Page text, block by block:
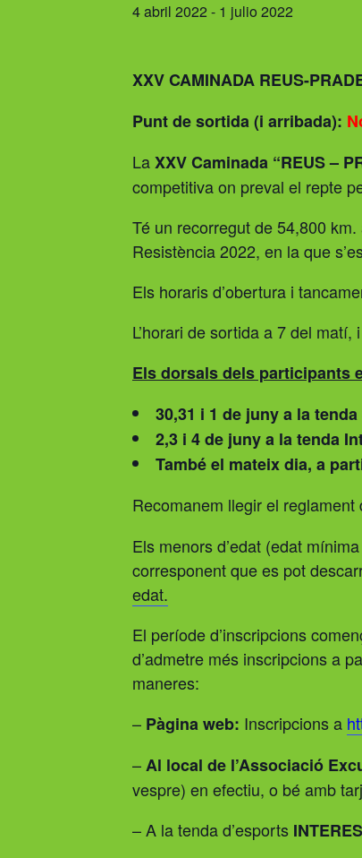
4 abril 2022 - 1 julio 2022
XXVCAMINADA REUS-
Punt de sortida (i arribada):
LaXXV Caminada “REUS –
competitiva on preval el repte
Té un recorregut de 54,800
Resistència 2022, en la que
Els horaris d’obertura i
L’horari de sortida a 7 del matí,
Els dorsals dels participants
30,31 i 1 de juny a la
2,3 i 4 de juny a la tenda
També el mateix dia, a
Recomanem llegir el reglament
Els menors d’edat (edat
corresponent que es pot
edat.
El període d’inscripcions
d’admetre més inscripcions a
maneres:
– Pàgina web: Inscripcions a
–Al local de l’Associació
vespre) en efectiu, o bé amb
– A la tenda d’esports